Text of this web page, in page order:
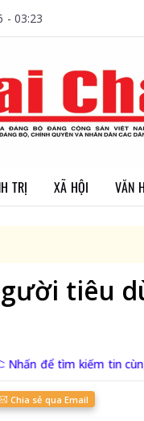
- 03:23
TRỊ XÃ HỘI VĂN
tiêu
Nhấn để tìm kiếm tin
Chia sẻ qua Email